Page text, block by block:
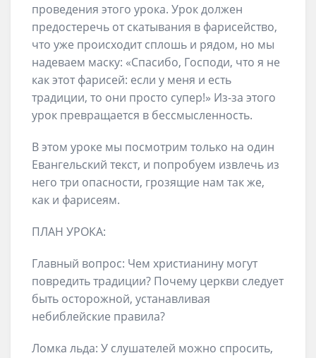
проведения этого урока. Урок должен
предостеречь от скатывания в фарисейство,
что уже происходит сплошь и рядом, но мы
надеваем маску: «Спасибо, Господи, что я не
как этот фарисей: если у меня и есть
традиции, то они просто супер!» Из-за этого
урок превращается в бессмысленность.
В этом уроке мы посмотрим только на один
Евангельский текст, и попробуем извлечь из
него три опасности, грозящие нам так же,
как и фарисеям.
ПЛАН УРОКА:
Главный вопрос: Чем христианину могут
повредить традиции? Почему церкви следует
быть осторожной, устанавливая
небиблейские правила?
Ломка льда: У слушателей можно спросить,